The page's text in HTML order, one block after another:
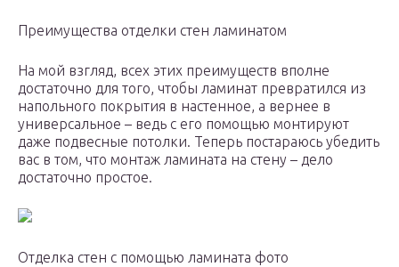
Преимущества отделки стен ламинатом
На мой взгляд, всех этих преимуществ вполне
достаточно для того, чтобы ламинат превратился из
напольного покрытия в настенное, а вернее в
универсальное – ведь с его помощью монтируют
даже подвесные потолки. Теперь постараюсь убедить
вас в том, что монтаж ламината на стену – дело
достаточно простое.
Отделка стен с помощью ламината фото